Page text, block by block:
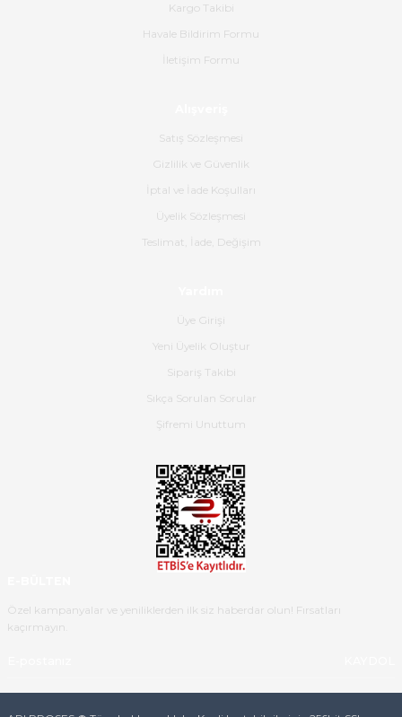
Ürünün kodu XDR-240e-24 yeni
Gerçekten harika ve etkileyici
Hızlı bir şekilde elimize ulaştı
ulaştı.Ürünün paketlenmesi
gayet başarılı hasarsız bir şekilde
teslim aldım. Bu konudaki
hassasiyetleri ve Ürünün kalitesi
Kargo Takibi
Havale Bildirim Formu
İletişim Formu
Satış Sözleşmesi
Gizlilik ve Güvenlik
İptal ve İade Koşulları
Üyelik Sözleşmesi
Teslimat, İade, Değişim
Üye Girişi
Yeni Üyelik Oluştur
Sipariş Takibi
Sıkça Sorulan Sorular
Şifremi Unuttum
Özel kampanyalar ve yeniliklerden ilk siz haberdar olun! Fırsatları
kaçırmayın.